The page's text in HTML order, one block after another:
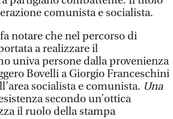
comunista e socialista.
notare che nel percorso di
a realizzare il
univa persone dalla provenienza
Bovelli a Giorgio Franceschini
socialista e comunista. Una
secondo un’ottica
il ruolo della stampa